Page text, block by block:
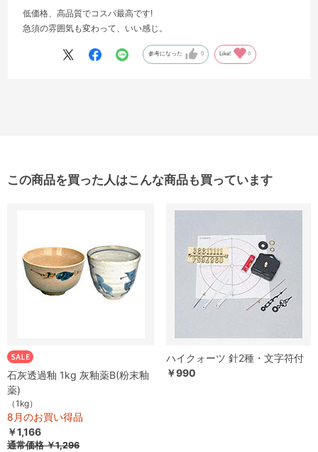
低価格、高品質でコスパ最高です!
急須の雰囲気も変わって、いい感じ。
参考になった 0 Like! 0
この商品を買った人はこんな商品も買っています
石灰透過釉 1kg 灰釉薬B(粉末釉
薬)
（1kg）
8月のお買い得品
￥1,166
通常価格￥1,296
ハイクォーツ 針2種・文字符付
￥990